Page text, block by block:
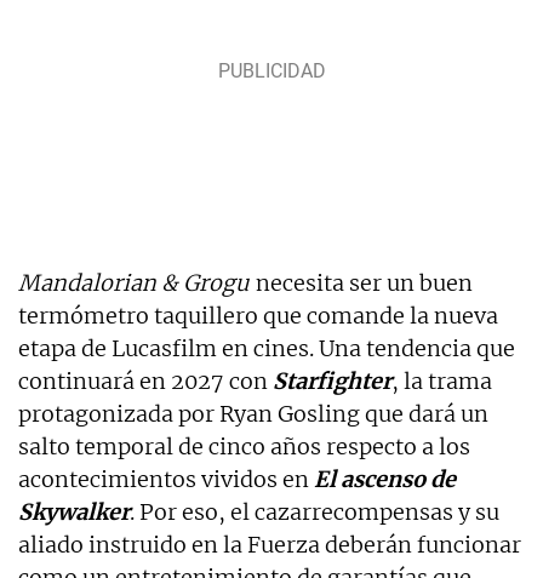
Mandalorian & Grogu necesita ser un buen
termómetro taquillero que comande la nueva
etapa de Lucasfilm en cines. Una tendencia que
continuará en 2027 con Starfighter, la trama
protagonizada por Ryan Gosling que dará un
salto temporal de cinco años respecto a los
acontecimientos vividos enEl ascenso de
Skywalker. Por eso, el cazarrecompensas y su
aliado instruido en la Fuerza deberán funcionar